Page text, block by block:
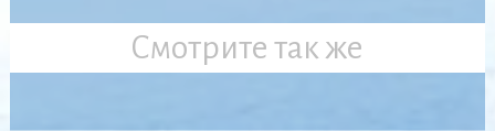
Смотрите так же